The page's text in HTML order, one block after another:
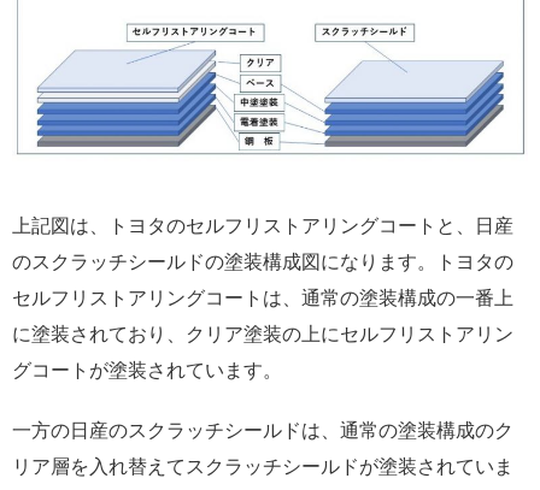
上記図は、トヨタのセルフリストアリングコートと、日産
のスクラッチシールドの塗装構成図になります。トヨタの
セルフリストアリングコートは、通常の塗装構成の一番上
に塗装されており、クリア塗装の上にセルフリストアリン
グコートが塗装されています。
一方の日産のスクラッチシールドは、通常の塗装構成のク
リア層を入れ替えてスクラッチシールドが塗装されていま